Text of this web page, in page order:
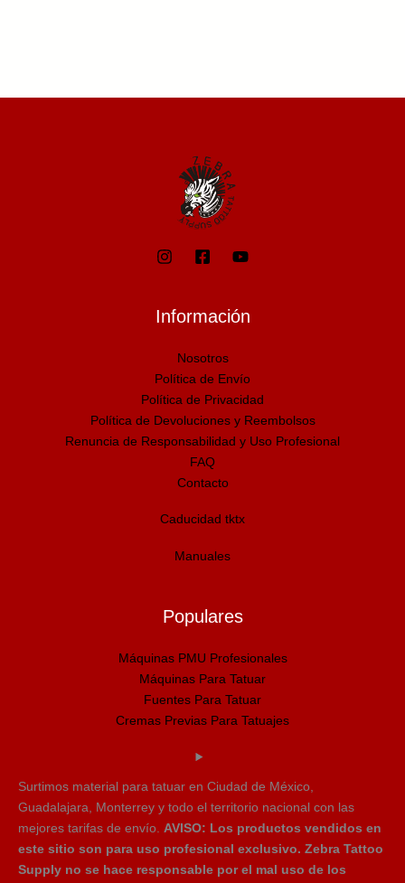
Información
Nosotros
Política de Envío
Política de Privacidad
Política de Devoluciones y Reembolsos
Renuncia de Responsabilidad y Uso Profesional
FAQ
Contacto
Caducidad tktx
Manuales
Populares
Máquinas PMU Profesionales
Máquinas Para Tatuar
Fuentes Para Tatuar
Cremas Previas Para Tatuajes
Surtimos material para tatuar en Ciudad de México,
Guadalajara, Monterrey y todo el territorio nacional con las
mejores tarifas de envío. AVISO: Los productos vendidos en
este sitio son para uso profesional exclusivo. Zebra Tattoo
Supply no se hace responsable por el mal uso de los